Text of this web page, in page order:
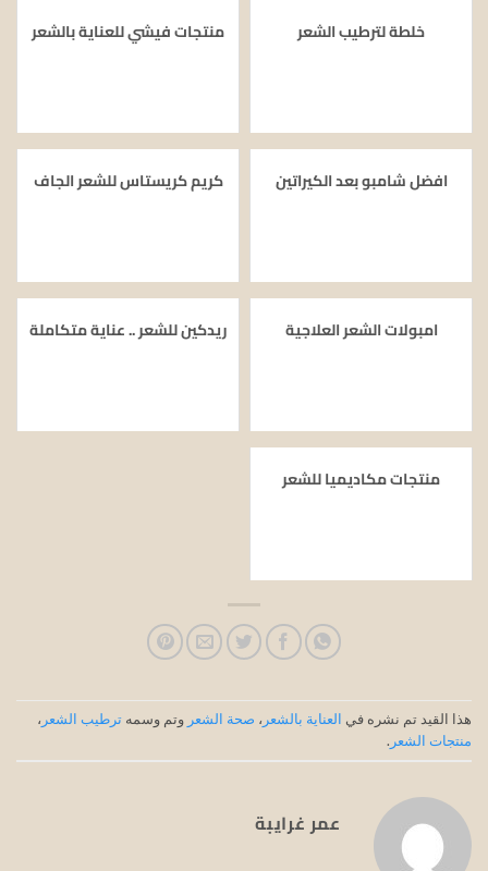
خلطة لترطيب الشعر منتجات فيشي للعناية بالشعر
افضل شامبو بعد الكيراتين كريم كريستاس للشعر الجاف
امبولات الشعر العلاجية ريدكين للشعر .. عناية متكاملة
منتجات مكاديميا للشعر
هذا القيد تم نشره في العناية بالشعر ، صحة الشعر وتم وسمه ترطيب الشعر ،
منتجات الشعر .
عمر غرايبة